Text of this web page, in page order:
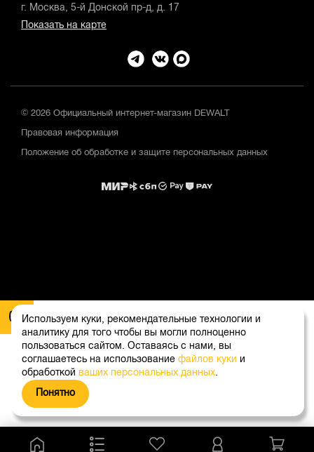
Используем куки, рекомендательные технологии и
аналитику для того чтобы вы могли полноценно
пользоваться сайтом. Оставаясь с нами, вы
соглашаетесь на использование файлов куки и
обработкой ваших персональных данных.
Понятно
г. Москва, 5-й Донской пр-д, д. 17
Показать на карте
© 2026 Официальный интернет-магазин DEWALT
Правовая информация
Положение об обработке и защите персональных данных